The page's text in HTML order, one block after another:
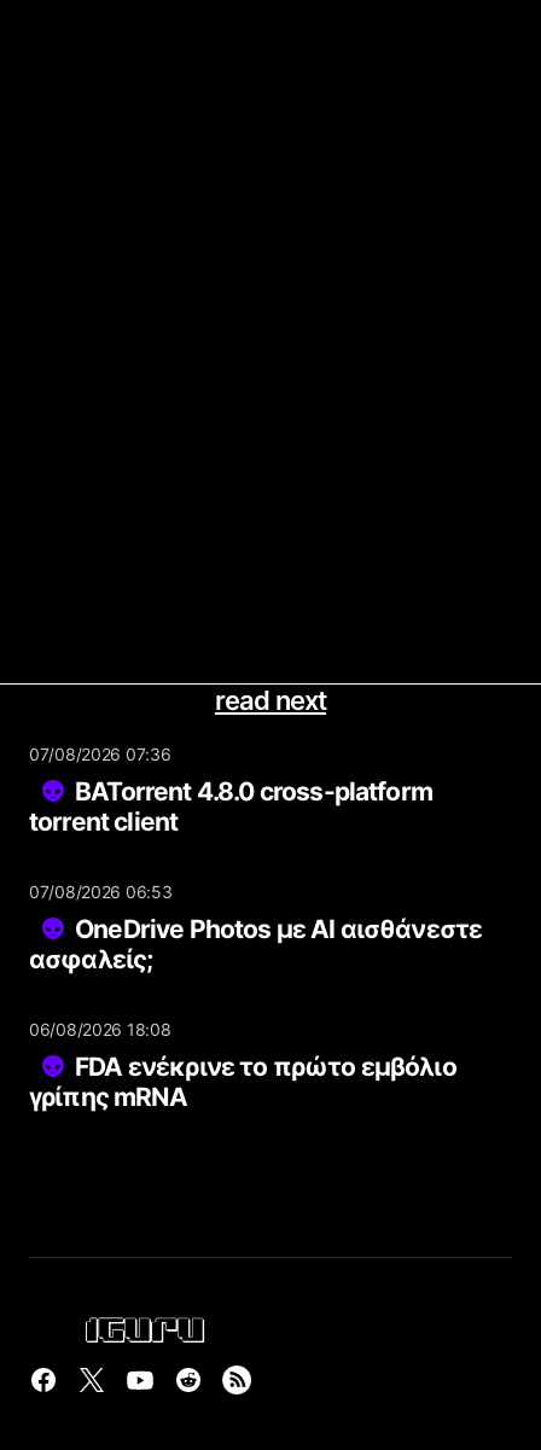
read next
07/08/2026 07:36
BATorrent 4.8.0 cross-platform
torrent client
07/08/2026 06:53
OneDrive Photos με AI αισθάνεστε
ασφαλείς;
06/08/2026 18:08
FDA ενέκρινε το πρώτο εμβόλιο
γρίπης mRNA